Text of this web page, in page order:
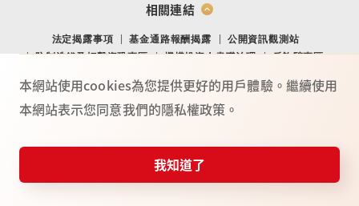
相關連結
法定揭露事項 基金通路報酬揭露
公開資訊觀測站
防制洗錢及打擊資恐專區
機構投資人盡職治理
反詐騙專區
台新證券服務專線：02-4050-9799．02-2708-3972．0800-088-148
115年金管證總字第 0025號
本網站使用cookies為您提供更好的用戶體驗。繼續使用
本網站表示您同意我們的隱私權政策。
我知道了